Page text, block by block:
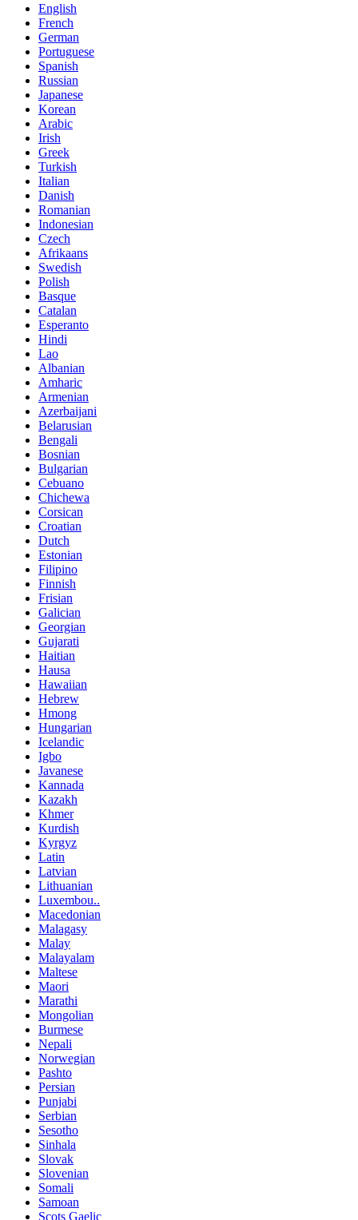
English
French
German
Portuguese
Spanish
Russian
Japanese
Korean
Arabic
Irish
Greek
Turkish
Italian
Danish
Romanian
Indonesian
Czech
Afrikaans
Swedish
Polish
Basque
Catalan
Esperanto
Hindi
Lao
Albanian
Amharic
Armenian
Azerbaijani
Belarusian
Bengali
Bosnian
Bulgarian
Cebuano
Chichewa
Corsican
Croatian
Dutch
Estonian
Filipino
Finnish
Frisian
Galician
Georgian
Gujarati
Haitian
Hausa
Hawaiian
Hebrew
Hmong
Hungarian
Icelandic
Igbo
Javanese
Kannada
Kazakh
Khmer
Kurdish
Kyrgyz
Latin
Latvian
Lithuanian
Luxembou..
Macedonian
Malagasy
Malay
Malayalam
Maltese
Maori
Marathi
Mongolian
Burmese
Nepali
Norwegian
Pashto
Persian
Punjabi
Serbian
Sesotho
Sinhala
Slovak
Slovenian
Somali
Samoan
Scots Gaelic